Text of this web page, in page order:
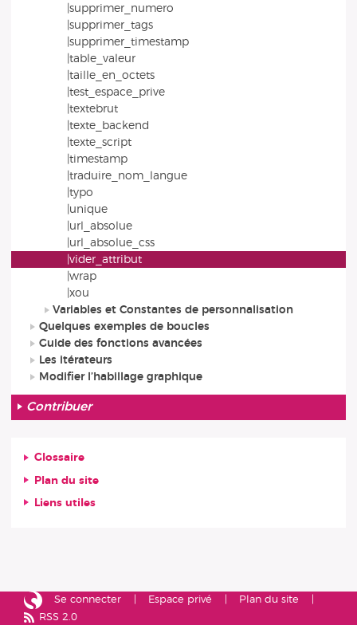
|supprimer_numero
|supprimer_tags
|supprimer_timestamp
|table_valeur
|taille_en_octets
|test_espace_prive
|textebrut
|texte_backend
|texte_script
|timestamp
|traduire_nom_langue
|typo
|unique
|url_absolue
|url_absolue_css
|vider_attribut
|wrap
|xou
Variables et Constantes de personnalisation
Quelques exemples de boucles
Guide des fonctions avancées
Les itérateurs
Modifier l’habillage graphique
Contribuer
Glossaire
Plan du site
Liens utiles
Se connecter Espace privé
Plan du site
RSS 2.0